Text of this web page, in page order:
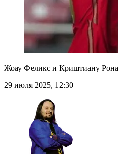
Жоау Феликс и Криштиану
29 июля 2025, 12:30